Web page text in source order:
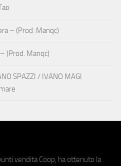
– (Prod. Manqc)
(Prod. Manqc)
SPAZZI / IVANO MAGI
vendita Coop, ha ottenuto la